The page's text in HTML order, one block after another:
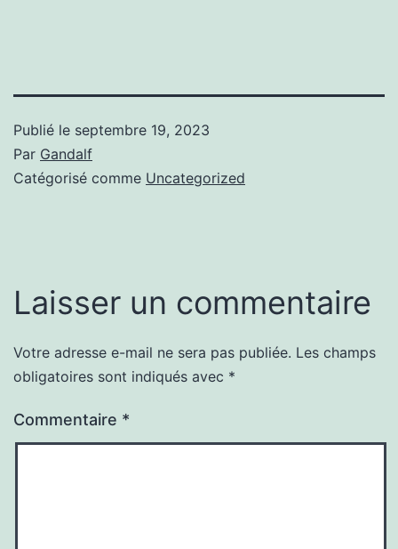
Publié le septembre 19, 2023
Par Gandalf
Catégorisé comme Uncategorized
Laisser un commentaire
Votre adresse e-mail ne sera pas publiée. Les champs
obligatoires sont indiqués avec *
Commentaire *